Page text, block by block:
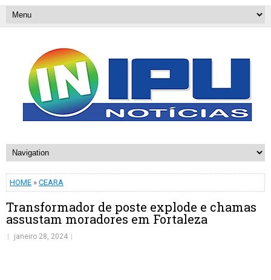
HOME » CEARA
Transformador de poste explode e chamas
assustam moradores em Fortaleza
janeiro 28, 2024